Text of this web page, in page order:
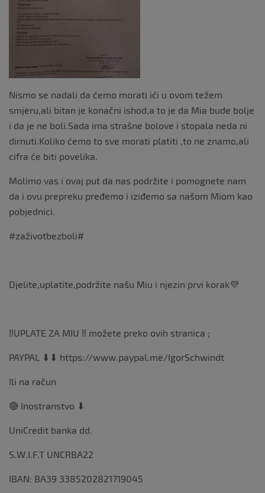
Nismo se nadali da ćemo morati ići u ovom težem
smjeru,ali bitan je konačni ishod,a to je da Mia bude bolje
i da je ne boli.Sada ima strašne bolove i stopala neda ni
dirnuti.Koliko ćemo to sve morati platiti ,to ne znamo,ali
cifra će biti povelika.
Molimo vas i ovaj put da nas podržite i pomognete nam
da i ovu prepreku pređemo i iziđemo sa našom Miom kao
pobjednici.
#zaživotbezboli#
Djelite,uplatite,podržite našu Miu i njezin prvi korak💜
‼UPLATE ZA MIU ‼ možete preko ovih stranica ;
PAYPAL ⬇⬇ https://www.paypal.me/IgorSchwindt
Ili na račun
🔴 Inostranstvo ⬇
UniCredit banka dd.
S.W.I.F.T UNCRBA22
IBAN: BA39 3385202821719045